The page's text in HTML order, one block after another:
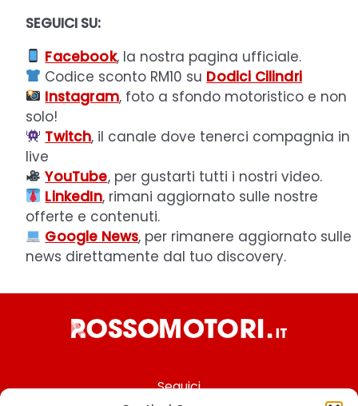
SEGUICI SU:
Facebook, la nostra pagina ufficiale.
Codice sconto RM10 su Dodici Cilindri
Instagram, foto a sfondo motoristico e non
solo!
Twitch, il canale dove tenerci compagnia in
live
YouTube, per gustarti tutti i nostri video.
LinkedIn, rimani aggiornato sulle nostre
offerte e contenuti.
Google News, per rimanere aggiornato sulle
news direttamente dal tuo discovery.
Seguici